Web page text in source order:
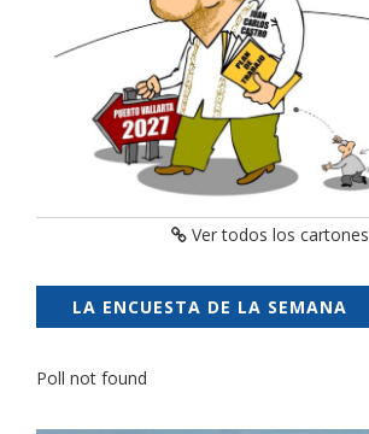
Ver todos los cartones
LA ENCUESTA DE LA SEMANA
Poll not found